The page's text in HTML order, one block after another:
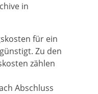
in
für ein
Zu den
zählen
Abschluss